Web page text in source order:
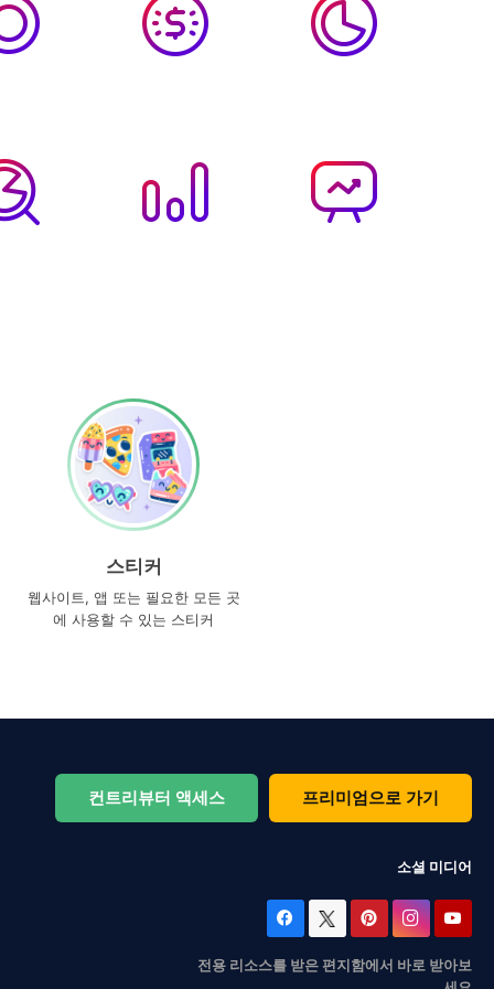
스티커
웹사이트, 앱 또는 필요한 모든 곳
에 사용할 수 있는 스티커
컨트리뷰터 액세스 프리미엄으로 가기
소셜 미디어
전용 리소스를 받은 편지함에서 바로 받아보